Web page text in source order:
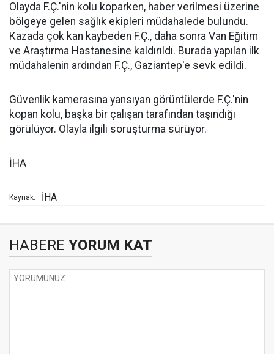
Olayda F.Ç.'nin kolu koparken, haber verilmesi üzerine
bölgeye gelen sağlık ekipleri müdahalede bulundu.
Kazada çok kan kaybeden F.Ç., daha sonra Van Eğitim
ve Araştırma Hastanesine kaldırıldı. Burada yapılan ilk
müdahalenin ardından F.Ç., Gaziantep'e sevk edildi.
Güvenlik kamerasına yansıyan görüntülerde F.Ç.'nin
kopan kolu, başka bir çalışan tarafından taşındığı
görülüyor. Olayla ilgili soruşturma sürüyor.
İHA
Kaynak: İHA
HABERE YORUM KAT